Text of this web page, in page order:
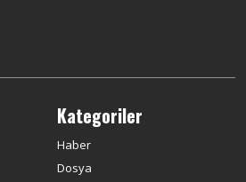
Kategoriler
Haber
Dosya